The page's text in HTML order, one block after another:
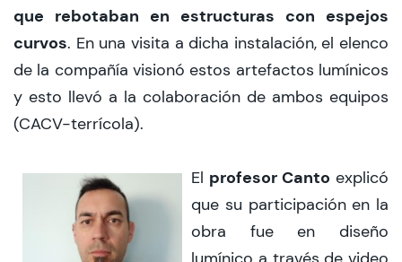
que rebotaban en estructuras con espejos
curvos. En una visita a dicha instalación, el elenco
de la compañía visionó estos artefactos lumínicos
y esto llevó a la colaboración de ambos equipos
(CACV-terrícola).
El profesor Canto explicó
que su participación en la
obra fue en diseño